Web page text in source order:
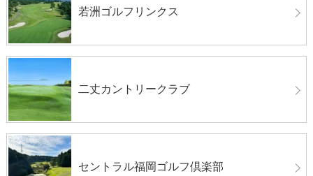
若洲ゴルフリンクス
二丈カントリークラブ
セントラル福岡ゴルフ倶楽部